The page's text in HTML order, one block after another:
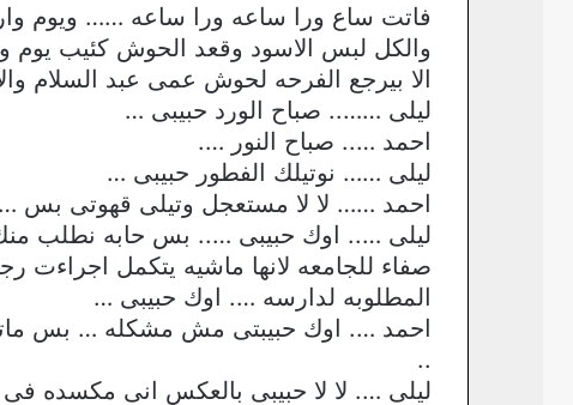
فاتت ساع ورا ساعه ورا ساعه …… ويوم
والكل لبس الاسود وقعد الحوش كئيب
الا بيرجع الفرحه لحوش عمى عبد السلام
ليلى …….. صباح الورد حبيبى …
احمد ….. صباح النور ….
ليلى …… نوتيلك الفطور حبيبى …
احمد …… لا لا مستعجل وتيلى قهوتى بس
ليلى ….. اوك حبيبى ….. بس حابه نطلب منك
صفاء للجامعه لانها ماشيه يتكمل
المطلوبه لدارسه …. اوك حبيبى …
احمد …. اوك حبيبتى مش مشكله … بس
..
ليلى …. لا لا حبيبى بالعكس انى مكسده